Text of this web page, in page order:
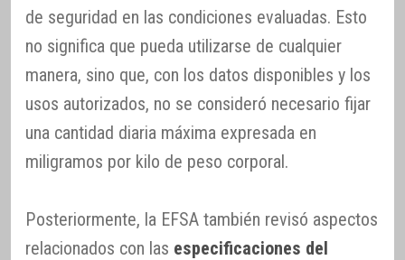
de seguridad en las condiciones evaluadas. Esto
no significa que pueda utilizarse de cualquier
manera, sino que, con los datos disponibles y los
usos autorizados, no se consideró necesario fijar
una cantidad diaria máxima expresada en
miligramos por kilo de peso corporal.
Posteriormente, la EFSA también revisó aspectos
relacionados con las especificaciones del